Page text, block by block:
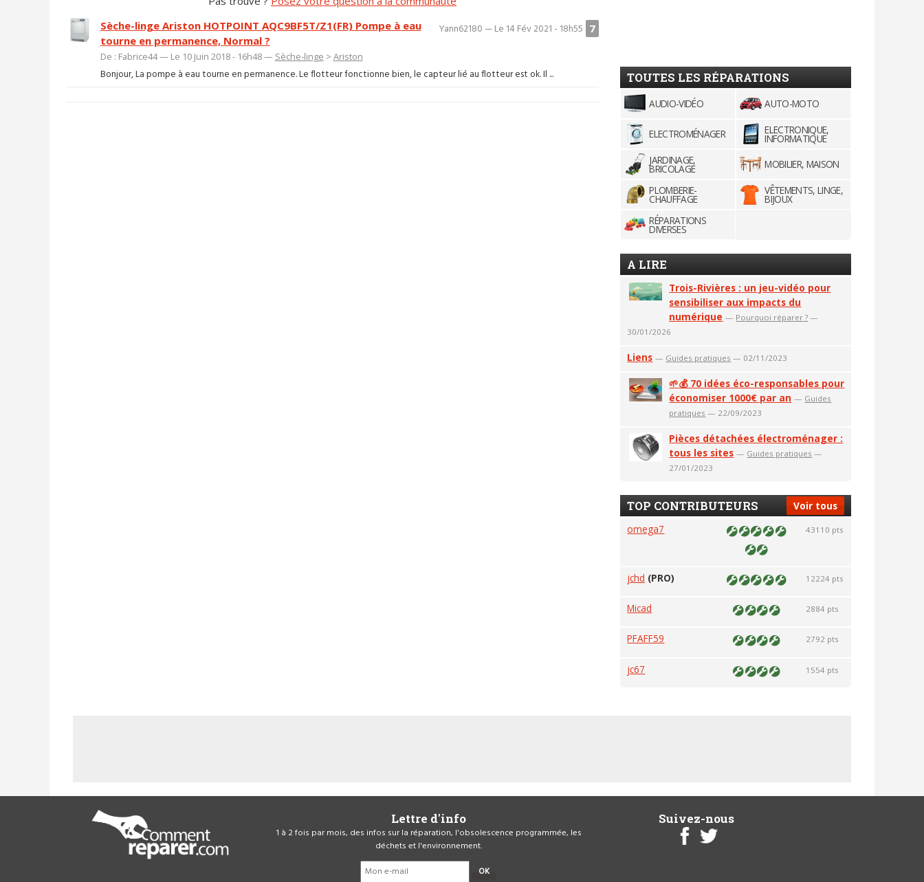
7
Yann62180 — Le 14 Fév 2021 - 18h55
Sèche-linge Ariston HOTPOINT AQC9BF5T/Z1(FR) Pompe à eau
tourne en permanence, Normal ?
De : Fabrice44 — Le 10 Juin 2018 - 16h48 — Sèche-linge > Ariston
Bonjour, La pompe à eau tourne en permanence. Le flotteur fonctionne bien, le capteur lié au flotteur est ok. Il ... TOUTES LES RÉPARATIONS
AUDIO-VIDÉO AUTO-MOTO
ELECTROMÉNAGER ELECTRONIQUE,
INFORMATIQUE
JARDINAGE,
BRICOLAGE
MOBILIER, MAISON
PLOMBERIE-
CHAUFFAGE
VÊTEMENTS, LINGE,
BIJOUX
RÉPARATIONS
DIVERSES
A LIRE
Trois-Rivières : un jeu-vidéo pour
sensibiliser aux impacts du
numérique — Pourquoi réparer ? —
30/01/2026
Liens — Guides pratiques — 02/11/2023
🌱💰 70 idées éco-responsables pour
économiser 1000€ par an — Guides
pratiques — 22/09/2023
Pièces détachées électroménager :
tous les sites — Guides pratiques —
27/01/2023
Voir tous
TOP CONTRIBUTEURS
omega7 43110 pts
jchd (PRO) 12224 pts
Micad 2884 pts
PFAFF59 2792 pts
jc67 1554 pts
Lettre d'info
1 à 2 fois par mois, des infos sur la réparation, l'obsolescence programmée, les
déchets et l'environnement.
OK
Suivez-nous